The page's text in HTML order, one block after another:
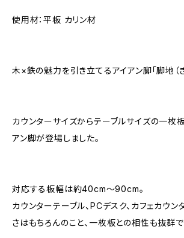
使用材：平板 カリン材
木×鉄の魅力を引き立てるアイアン脚「脚地（き
カウンターサイズからテーブルサイズの一枚
アン脚が登場しました。
対応する板幅は約40cm～90cm。
カウンターテーブル、PCデスク、カフェカウン
さはもちろんのこと、一枚板との相性も抜群で